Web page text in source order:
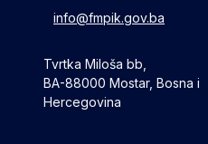
info@fmpik.gov.ba
Tvrtka Miloša bb,
BA-88000 Mostar, Bosna i
Hercegovina